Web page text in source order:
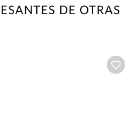
DE OTRAS